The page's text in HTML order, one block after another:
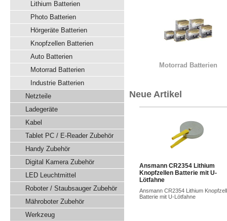
Lithium Batterien
Photo Batterien
Hörgeräte Batterien
Knopfzellen Batterien
Auto Batterien
Motorrad Batterien
Industrie Batterien
Netzteile
Ladegeräte
Kabel
Tablet PC / E-Reader Zubehör
Handy Zubehör
Digital Kamera Zubehör
LED Leuchtmittel
Roboter / Staubsauger Zubehör
Mähroboter Zubehör
Werkzeug
Motorrad Batterien
Neue Artikel
Ansmann CR2354 Lithium
Knopfzellen Batterie mit U-
Lötfahne
Ansmann CR2354 Lithium
Batterie mit U-Lötfahne